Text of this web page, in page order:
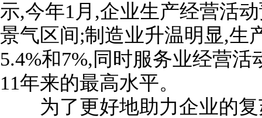
示,今年1月,企业生产经营活
景气区间;制造业升温明显,生
5.4%和7%,同时服务业经营
11年来的最高水平。
为了更好地助力企业的复